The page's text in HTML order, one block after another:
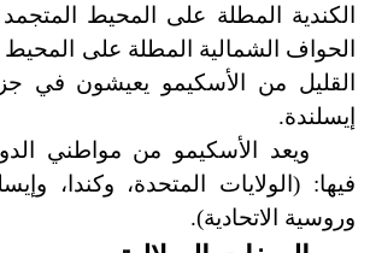
الكندية المطلة على المحيط
الحواف الشمالية المطلة على
القليل من الأسكيمو يعيشون في
إيسلندة.
ويعد الأسكيمو من مواطني
فيها: (الولايات المتحدة، وكندا،
وروسية الاتحادية).